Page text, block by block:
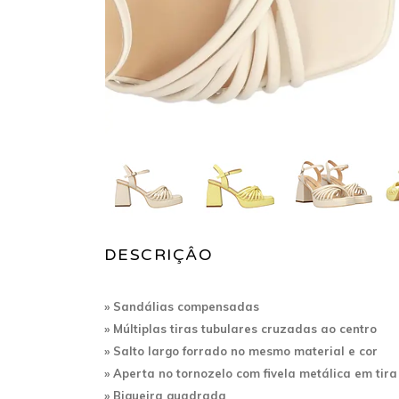
DESCRIÇÂO
» Sandálias compensadas
» Múltiplas tiras tubulares cruzadas ao centro
» Salto largoforrado no mesmo material e cor
» Aperta no tornozelo com fivela metálica em
» Biqueira quadrada